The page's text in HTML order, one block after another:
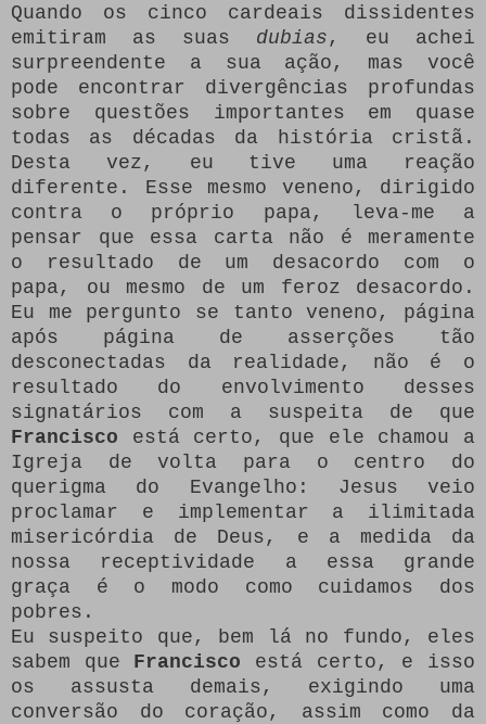
Quando os cinco cardeais dissidentes
emitiram as suas dubias , eu achei
surpreendente a sua ação, mas você
pode encontrar divergências profundas
sobre questões importantes em quase
todas as décadas da história cristã.
Desta vez, eu tive uma reação
diferente. Esse mesmo veneno, dirigido
contra o próprio papa, leva-me a
pensar que essa carta não é meramente
o resultado de um desacordo com o
papa, ou mesmo de um feroz desacordo.
Eu me pergunto se tanto veneno, página
após página de asserções tão
desconectadas da realidade, não é o
resultado do envolvimento desses
signatários com a suspeita de que
Francisco está certo, que ele chamou a
Igreja de volta para o centro do
querigma do Evangelho: Jesus veio
proclamar e implementar a ilimitada
misericórdia de Deus, e a medida da
nossa receptividade a essa grande
graça é o modo como cuidamos dos
pobres.
Eu suspeito que, bem lá no fundo, eles
sabem que Francisco está certo, e isso
os assusta demais, exigindo uma
conversão do coração, assim como da